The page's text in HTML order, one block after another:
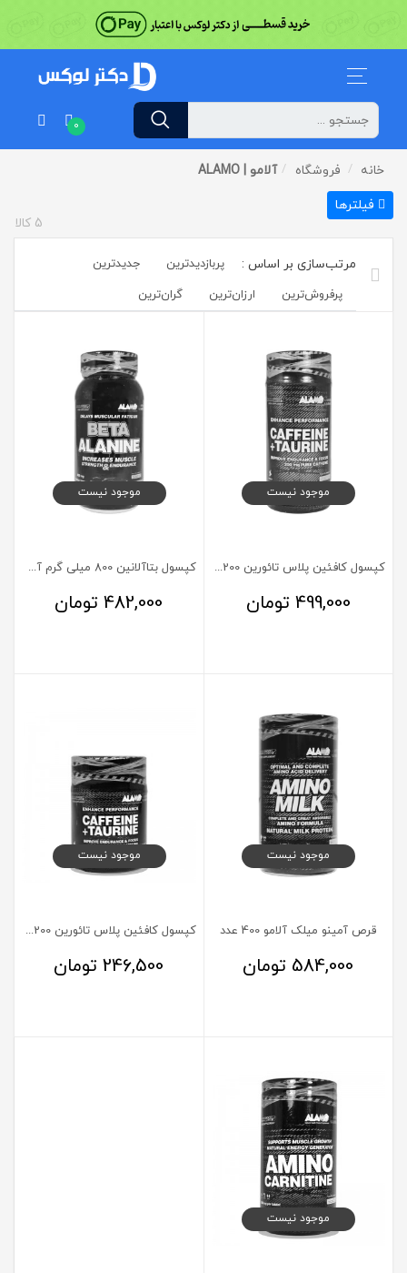
0
خانه فروشگاه
آلامو | ALAMO
فیلترها
5 کالا
پربازدیدترین
جدیدترین
پرفروش‌ترین‌
ارزان‌ترین گران‌ترین
موجود نیست
کپسول کافئین پلاس تائورین 200 میلی گرم آلامو 180 عدد
499,000 تومان
موجود نیست
کپسول بتاآلانین 800 میلی گرم آلامو 250 عدد
482,000تومان
موجود نیست
قرص آمینو میلک آلامو 400 عدد
584,000 تومان
موجود نیست
کپسول کافئین پلاس تائورین 200 میلی گرم آلامو 90 عدد
246,500تومان
موجود نیست